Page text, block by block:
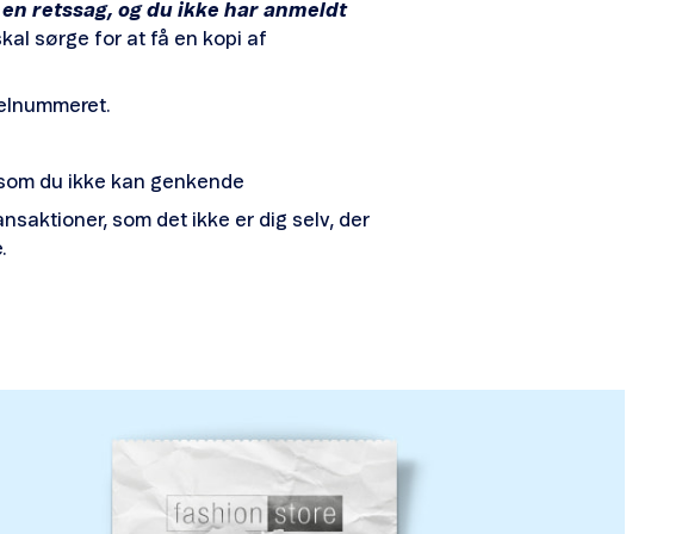
retssag, og du ikke har anmeldt
sørge for at få en kopi af
du ikke kan genkende
som det ikke er dig selv, der